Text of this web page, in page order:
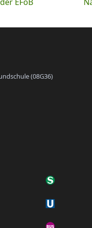
(08G36)